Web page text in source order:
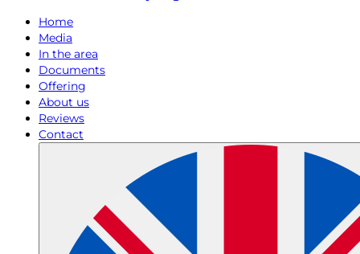
Home
Media
In the area
Documents
Offering
About us
Reviews
Contact